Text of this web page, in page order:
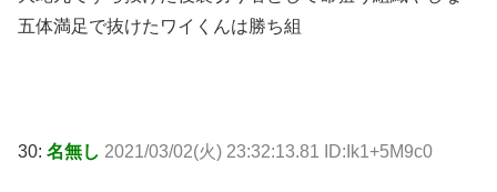
五体満足で抜けたワイくんは勝ち組
30: 名無し 2021/03/02(火) 23:32:13.81 ID:Ik1+5M9c0